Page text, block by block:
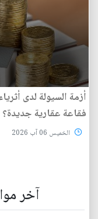
أزمة السيولة لدى
فقاعة عقارية جديدة؟
الخميس 06 آب 2026
آخر